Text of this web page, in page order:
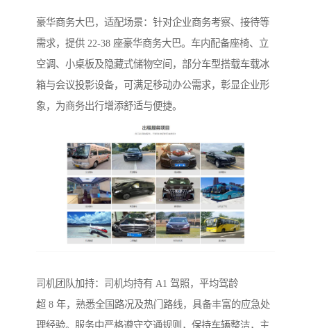
豪华商务大巴，适配场景：针对企业商务考察、接待等
需求，提供 22-38 座豪华商务大巴。车内配备座椅、立
空调、小桌板及隐藏式储物空间，部分车型搭载车载冰
箱与会议投影设备，可满足移动办公需求，彰显企业形
象，为商务出行增添舒适与便捷。
司机团队加持：司机均持有 A1 驾照，平均驾龄
超 8 年，熟悉全国路况及热门路线，具备丰富的应急处
理经验。服务中严格遵守交通规则，保持车辆整洁，主